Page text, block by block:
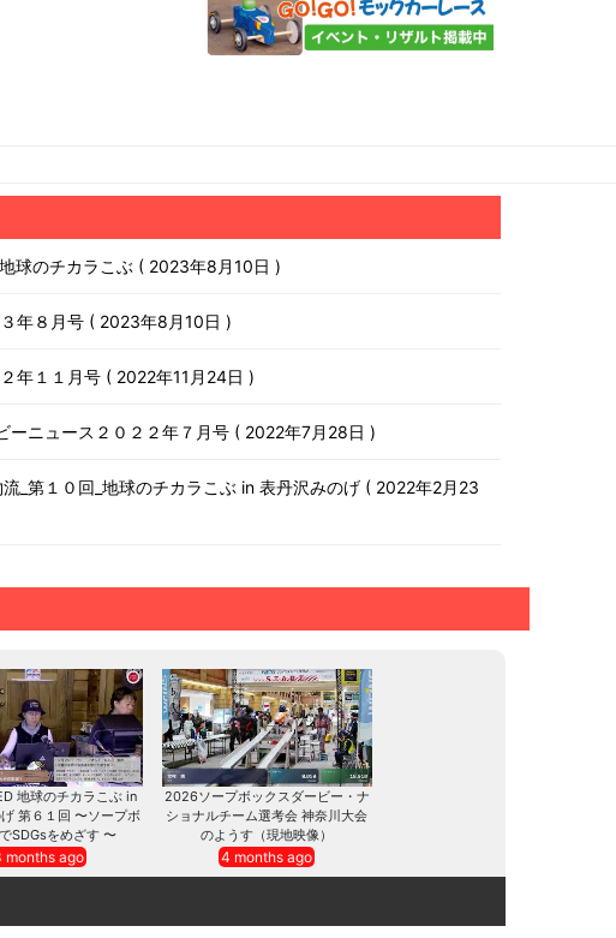
球のチカラこぶ 2023年8月10日
年８月号 2023年8月10日
年１１月号 2022年11月24日
ーニュース２０２２年７月号 2022年7月28日
_第１０回_地球のチカラこぶ in 表丹沢みのげ
2022年2月23
地球のチカラこぶ in
第６１回 〜ソープボ
SDGsをめざす 〜
months ago
2026ソープボックスダービー・ナ
ショナルチーム選考会 神奈川大会
のようす（現地映像）
4 months ago